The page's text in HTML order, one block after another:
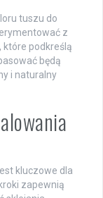
tuszu do
z
które podkreślą
będą
i naturalny
kluczowe dla
zapewnią